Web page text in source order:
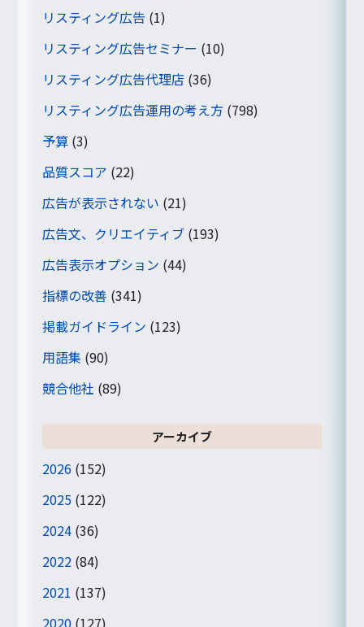
リスティング広告 (1)
リスティング広告セミナー (10)
リスティング広告代理店 (36)
リスティング広告運用の考え方 (798)
予算 (3)
品質スコア (22)
広告が表示されない (21)
広告文、クリエイティブ (193)
広告表示オプション (44)
指標の改善 (341)
掲載ガイドライン (123)
用語集 (90)
競合他社 (89)
アーカイブ
2026 (152)
2025 (122)
2024 (36)
2022 (84)
2021 (137)
2020 (127)